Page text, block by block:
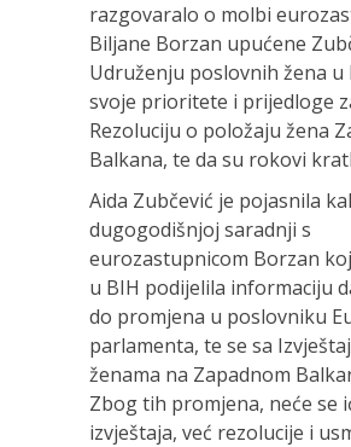
razgovaralo o molbi
Biljane Borzan upućene
Udruženju poslovnih žena u
svoje prioritete i prijedloge
Rezoluciju o položaju žena
Balkana, te da su rokovi
Aida Zubčević je pojasnila
dugogodišnjoj saradnji s
eurozastupnicom Borzan
u BIH podijelila informaciju
do promjena u poslovniku
parlamenta, te se sa
ženama na Zapadnom
Zbog tih promjena, neće se
izvještaja, već rezolucije i